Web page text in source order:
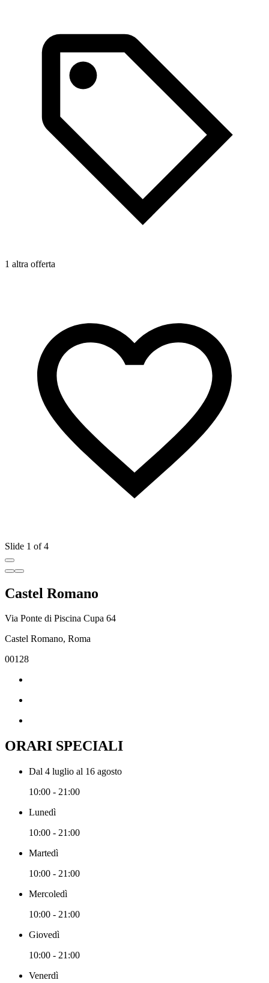
1 altra offerta
Slide 1 of 4
Castel Romano
Via Ponte di Piscina Cupa 64
Castel Romano, Roma
00128
ORARI SPECIALI
Dal 4 luglio al 16 agosto
10:00 - 21:00
Lunedì
10:00 - 21:00
Martedì
10:00 - 21:00
Mercoledì
10:00 - 21:00
Giovedì
10:00 - 21:00
Venerdì